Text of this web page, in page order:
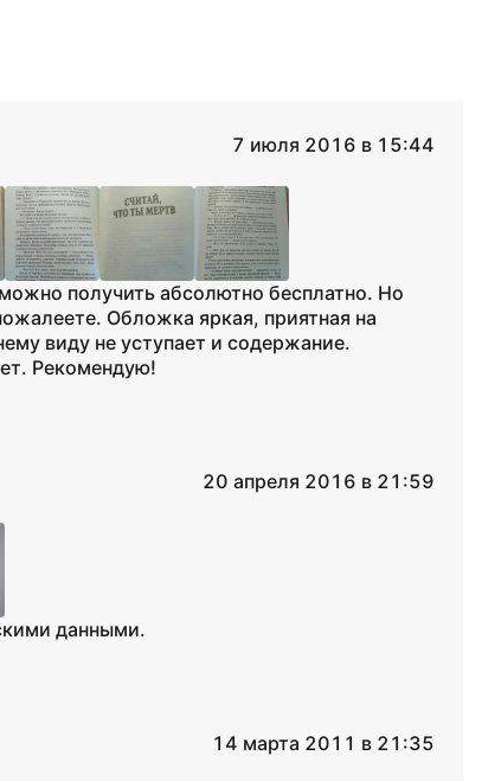
7 июля 2016 в 15:44
получить абсолютно бесплатно. Но
Обложка яркая, приятная на
виду не уступает и содержание.
Рекомендую!
20 апреля 2016 в 21:59
данными.
14 марта 2011 в 21:35